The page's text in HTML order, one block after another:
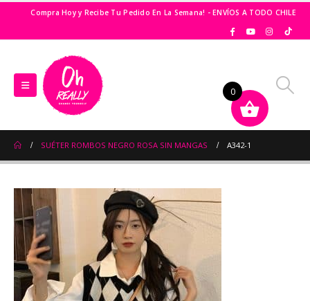
Compra Hoy y Recibe Tu Pedido En La Semana! - ENVÍOS A TODO CHILE
SUÉTER ROMBOS NEGRO ROSA SIN MANGAS A342-1
0